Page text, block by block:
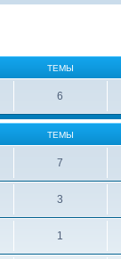
ТЕМЫ
6
ТЕМЫ
7
3
1